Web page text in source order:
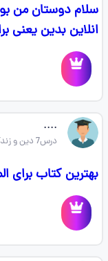
سلام دوستان من
انلاین بدین یعنی
....
درس7 دین و زندگی یازدهم
بهترین کتاب برای